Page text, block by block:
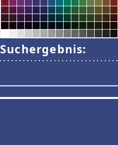
Suchergebnis: